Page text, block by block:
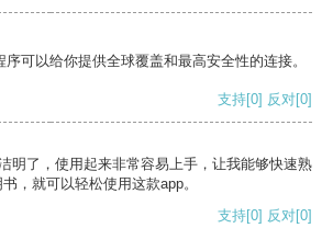
可以给你提供全球覆盖和最高安全性的连接。
支持[0] 反对[0]
明了，使用起来非常容易上手，让我能够快速熟
，就可以轻松使用这款app。
支持[0] 反对[0]